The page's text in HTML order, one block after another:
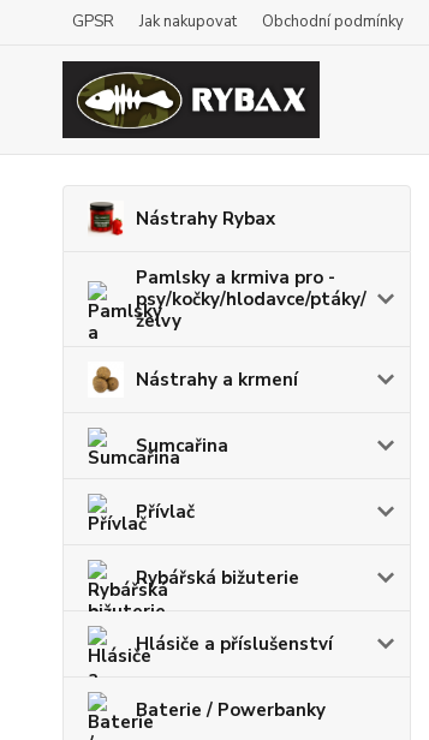
GPSR Jak nakupovat Obchodní podmínky
Nástrahy Rybax
Pamlsky a krmiva pro -
psy/kočky/hlodavce/ptáky/
želvy
Nástrahy a krmení
Sumcařina
Přívlač
Rybářská bižuterie
Hlásiče a příslušenství
Baterie / Powerbanky